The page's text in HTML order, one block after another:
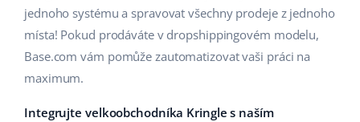
Další
español (MX)
Français
jednoho systému a spravovat všechny prodeje z jednoho
místa! Pokud prodáváte v dropshippingovém modelu,
Base.com vám pomůže zautomatizovat vaši práci na
maximum.
Integrujte velkoobchodníka Kringle s naším